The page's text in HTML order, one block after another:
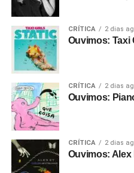
CRÍTICA 2 dias
Ouvimos: Taxi
CRÍTICA 2 dias
Ouvimos:
CRÍTICA 2 dias
Ouvimos: Alex